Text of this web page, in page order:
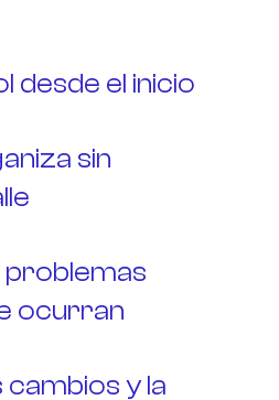
desde el inicio
sin
ocurran
y la